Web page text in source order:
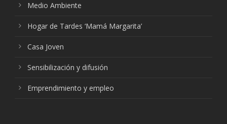
Medio Ambiente
Hogar de Tardes ‘Mamá Margarita’
Casa Joven
Sensibilización y difusión
Emprendimiento y empleo